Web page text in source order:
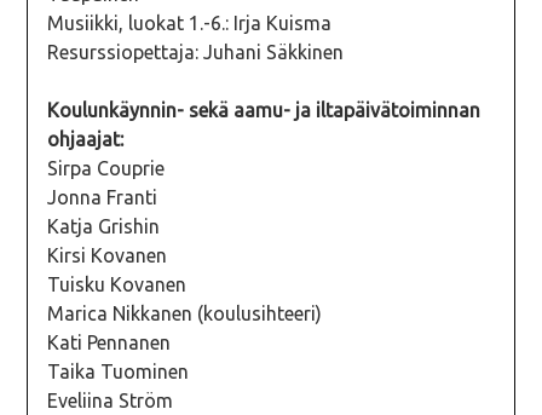
Musiikki, luokat 1.-6.: Irja Kuisma
Resurssiopettaja: Juhani Säkkinen
Koulunkäynnin- sekä aamu- ja iltapäivätoiminnan
ohjaajat:
Sirpa Couprie
Jonna Franti
Katja Grishin
Kirsi Kovanen
Tuisku Kovanen
Marica Nikkanen (koulusihteeri)
Kati Pennanen
Taika Tuominen
Eveliina Ström